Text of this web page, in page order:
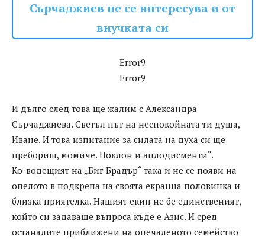
Сърчаджиев не се интересува и от
внучката си
Error9
Error9
И дълго след това ще жалим с Александра
Сърчаджиева. Светъл път на неспокойната ти душа,
Иване. И това изпитание за силата на духа си ще
пребориш, момиче. Поклон и аплодисменти“.
Ко-водещият на „Биг Брадър“ така и не се появи на
опелото в подкрепа на своята екранна половинка и
близка приятелка. Нашият екип не бе единственият,
който си задаваше въпроса къде е Азис. И сред
останалите приближени на опечаленото семейство